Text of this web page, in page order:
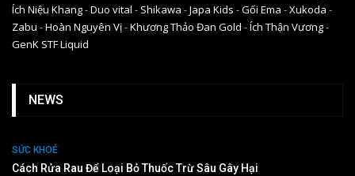
Ích Niệu Khang-Duo vital - Shikawa -Japa Kids -Gối Ema -Xukoda -
Zabu -Hoàn Nguyên Vị-Khương Thảo Đan Gold -Ích Thận Vương-
GenK STF Liquid
NEWS
SỨC KHOẺ
Cách Rửa Rau Để Loại Bỏ Thuốc Trừ Sâu Gây Hại